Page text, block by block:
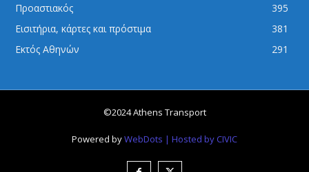
Προαστιακός
395
Εισιτήρια, κάρτες και πρόστιμα
381
Εκτός Αθηνών
291
©2024 Athens Transport
Powered byWebDots | Hosted by CIVIC